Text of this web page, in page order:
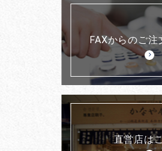
FAXからのご注
直営店は